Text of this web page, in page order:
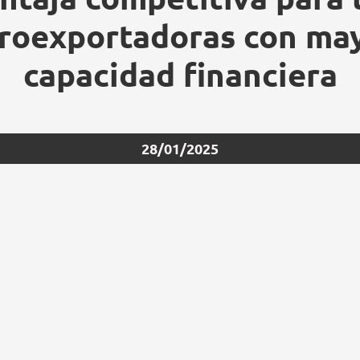
con
capacidad financiera
28/01/2025